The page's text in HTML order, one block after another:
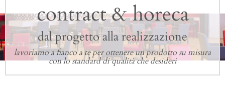
contract & horeca
dal progetto alla realizzazione
lavoriamo a fianco a te per ottenere un prodotto su misura
con lo standard di qualità che desideri